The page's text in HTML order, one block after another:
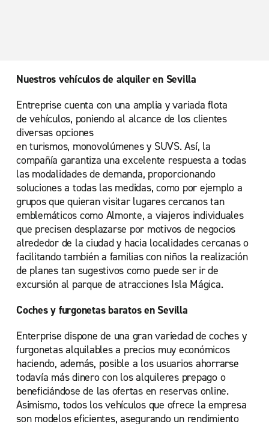
Nuestros vehículos de alquiler en Sevilla
Entreprise cuenta con una amplia y variada flota
de vehículos, poniendo al alcance de los clientes
diversas opciones
en turismos, monovolúmenes y SUVS. Así, la
compañía garantiza una excelente respuesta a todas
las modalidades de demanda, proporcionando
soluciones a todas las medidas, como por ejemplo a
grupos que quieran visitar lugares cercanos tan
emblemáticos como Almonte, a viajeros individuales
que precisen desplazarse por motivos de negocios
alrededor de la ciudad y hacia localidades cercanas o
facilitando también a familias con niños la realización
de planes tan sugestivos como puede ser ir de
excursión al parque de atracciones Isla Mágica.
Coches y furgonetas baratos en Sevilla
Enterprise dispone de una gran variedad de coches y
furgonetas alquilables a precios muy económicos
haciendo, además, posible a los usuarios ahorrarse
todavía más dinero con los alquileres prepago o
beneficiándose de las ofertas en reservas online.
Asimismo, todos los vehículos que ofrece la empresa
son modelos eficientes, asegurando un rendimiento